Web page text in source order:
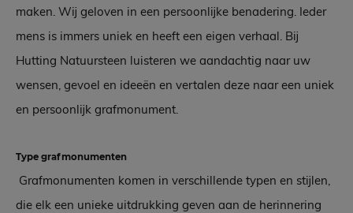
maken. Wij geloven in een persoonlijke benadering. Ieder
mens is immers uniek en heeft een eigen verhaal. Bij
Hutting Natuursteen luisteren we aandachtig naar uw
wensen, gevoel en ideeën en vertalen deze naar een uniek
en persoonlijk grafmonument.
Type grafmonumenten
Grafmonumenten komen in verschillende typen en stijlen,
die elk een unieke uitdrukking geven aan de herinnering